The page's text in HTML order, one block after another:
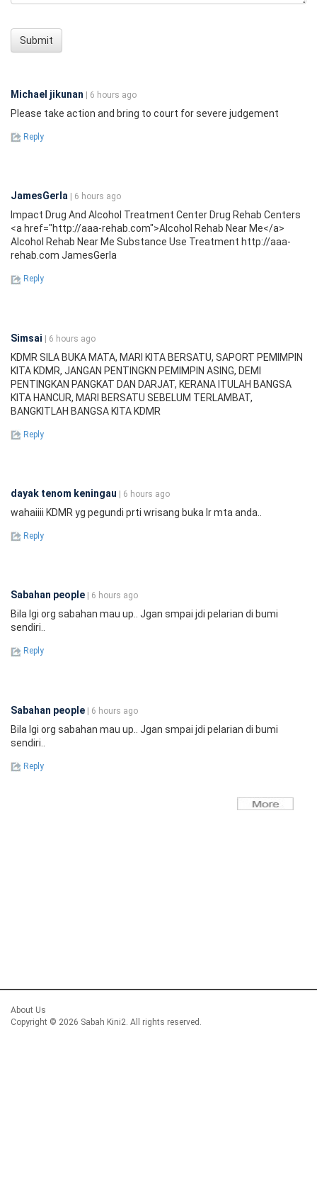
Submit
Michael jikunan | 6 hours ago
Please take action and bring to court for severe judgement
Reply
JamesGerIa | 6 hours ago
Impact Drug And Alcohol Treatment Center Drug Rehab Centers
<a href="http://aaa-rehab.com">Alcohol Rehab Near Me</a>
Alcohol Rehab Near Me Substance Use Treatment http://aaa-
rehab.com JamesGerIa
Reply
Simsai | 6 hours ago
KDMR SILA BUKA MATA, MARI KITA BERSATU, SAPORT PEMIMPIN
KITA KDMR, JANGAN PENTINGKN PEMIMPIN ASING, DEMI
PENTINGKAN PANGKAT DAN DARJAT, KERANA ITULAH BANGSA
KITA HANCUR, MARI BERSATU SEBELUM TERLAMBAT,
BANGKITLAH BANGSA KITA KDMR
Reply
dayak tenom keningau | 6 hours ago
wahaiiii KDMR yg pegundi prti wrisang buka lr mta anda..
Reply
Sabahan people | 6 hours ago
Bila lgi org sabahan mau up.. Jgan smpai jdi pelarian di bumi
sendiri..
Reply
Sabahan people | 6 hours ago
Bila lgi org sabahan mau up.. Jgan smpai jdi pelarian di bumi
sendiri..
Reply
About Us
Copyright © 2026 Sabah Kini2. All rights reserved.